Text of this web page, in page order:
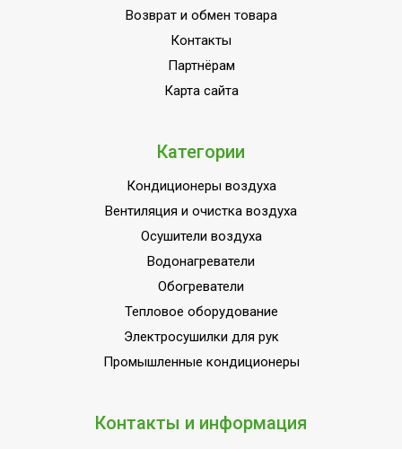
Возврат и обмен товара
Контакты
Партнёрам
Карта сайта
Категории
Кондиционеры воздуха
Вентиляция и очистка воздуха
Осушители воздуха
Водонагреватели
Обогреватели
Тепловое оборудование
Электросушилки для рук
Промышленные кондиционеры
Контакты и информация